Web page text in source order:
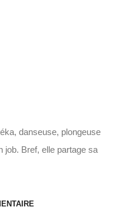
danseuse, plongeuse
job. Bref, elle partage sa